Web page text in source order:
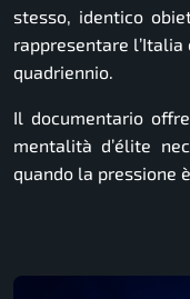
stesso, identico
rappresentare
quadriennio.
Il documentario
mentalità d’élite
quando la pressione